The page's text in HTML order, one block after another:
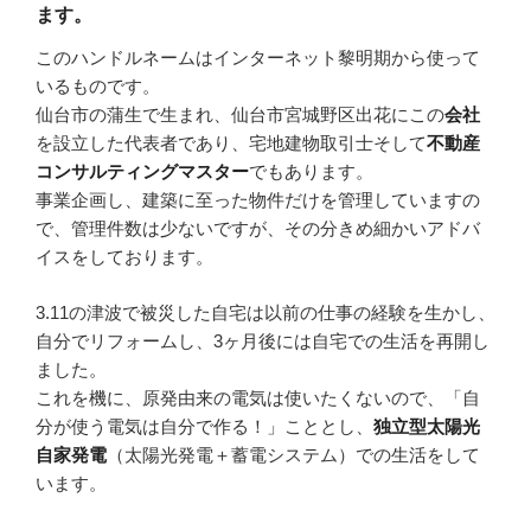
ます。
このハンドルネームはインターネット黎明期から使って
いるものです。
仙台市の蒲生で生まれ、仙台市宮城野区出花にこの会社
を設立した代表者であり、宅地建物取引士そして不動産
コンサルティングマスターでもあります。
事業企画し、建築に至った物件だけを管理していますの
で、管理件数は少ないですが、その分きめ細かいアドバ
イスをしております。
3.11の津波で被災した自宅は以前の仕事の経験を生かし、
自分でリフォームし、3ヶ月後には自宅での生活を再開し
ました。
これを機に、原発由来の電気は使いたくないので、「自
分が使う電気は自分で作る！」こととし、 独立型太陽光
自家発電（太陽光発電＋蓄電システム）での生活をして
います。